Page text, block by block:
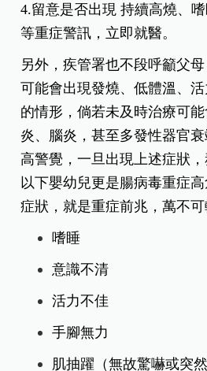
4.留意是否出現 持續高燒、
等重症警訊，立即就醫。
另外，疾管署也不段呼籲父
可能會出現發燒、低體溫、
的情形，倘若未及時治療可
炎、腦炎，甚至多發性器官
高警覺，一旦出現上述症狀
以下嬰幼兒更是腸病毒重症
症狀，就是重症前兆，萬不可
嗜睡
意識不清
活力不佳
手腳無力
肌抽躍（無故驚嚇或突